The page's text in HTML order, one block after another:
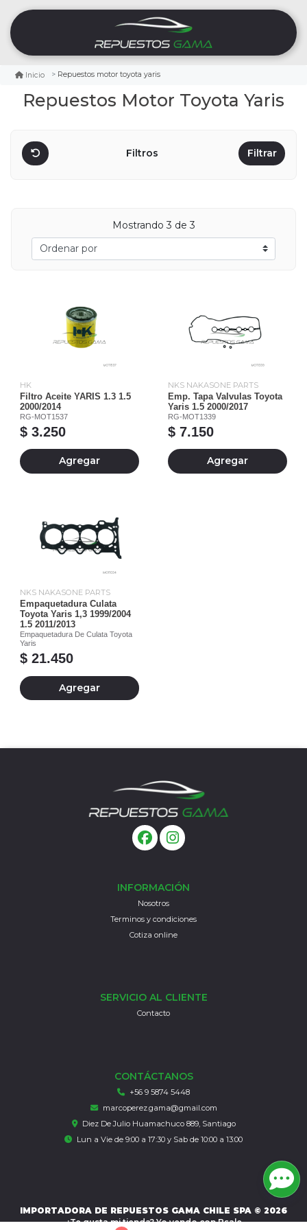
Inicio Repuestos motor toyota yaris
Repuestos Motor Toyota Yaris
Filtros Filtrar
Mostrando3 de 3
HK
Filtro Aceite YARIS 1.3 1.5
2000/2014
RG-MOT1537
$ 3.250
Agregar
NKS NAKASONE PARTS
Emp. Tapa Valvulas Toyota
Yaris 1.5 2000/2017
RG-MOT1339
$ 7.150
Agregar
NKS NAKASONE PARTS
Empaquetadura Culata
Toyota Yaris 1,3 1999/2004
1.5 2011/2013
Empaquetadura De Culata Toyota
Yaris
$ 21.450
Agregar
INFORMACIÓN
Nosotros
Terminos y condiciones
Cotiza online
SERVICIO AL CLIENTE
Contacto
CONTÁCTANOS
+56 9 5874 5448
marcoperez.gama@gmail.com
Diez De Julio Huamachuco 889, Santiago
Lun a Vie de 9:00 a 17:30 y Sab de 10:00 a 13:00
IMPORTADORA DE REPUESTOS GAMA CHILE SPA © 2026
¿Te gusta mi tienda? Yo vendo conBsale